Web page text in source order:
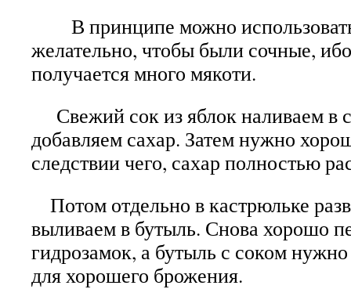
В принципе можно
желательно, чтобы были сочные,
получается много мякоти.
Свежий сок из яблок наливаем в
добавляем сахар. Затем нужно
следствии чего, сахар полностью
Потом отдельно в кастрюльке
выливаем в бутыль. Снова хорошо
гидрозамок, а бутыль с соком нужно
для хорошего брожения.